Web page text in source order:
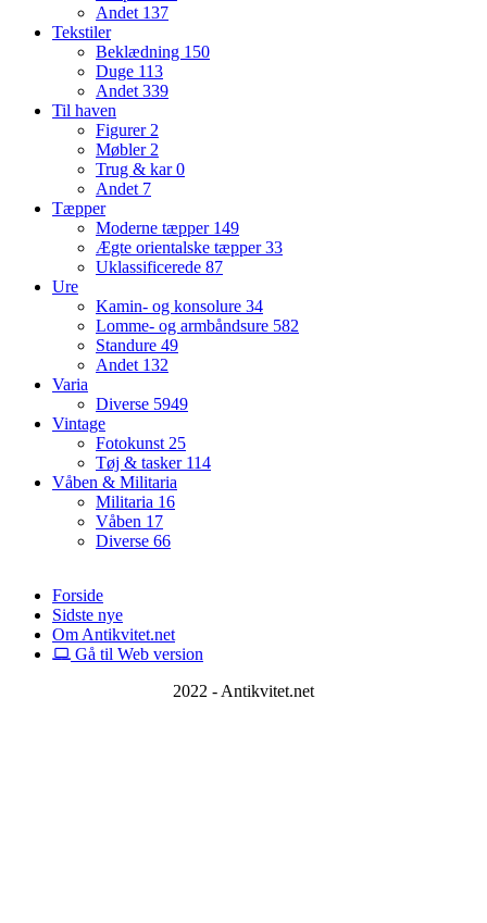
Andet 137
Tekstiler
Beklædning 150
Duge 113
Andet339
Til haven
Figurer2
Møbler2
Trug & kar0
Andet 7
Tæpper
Moderne tæpper 149
Ægte orientalske tæpper33
Uklassificerede 87
Ure
Kamin- og konsolure 34
Lomme- og armbåndsure 582
Standure 49
Andet 132
Varia
Diverse 5949
Vintage
Fotokunst25
Tøj & tasker 114
Våben & Militaria
Militaria 16
Våben 17
Diverse 66
Forside
Sidste nye
Om Antikvitet.net
Gå til Web version
2022 - Antikvitet.net